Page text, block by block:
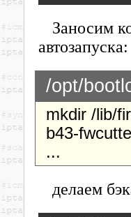
Заносим
автозапуска:
/opt/
mkdir /lib/
b43-
...
делаем